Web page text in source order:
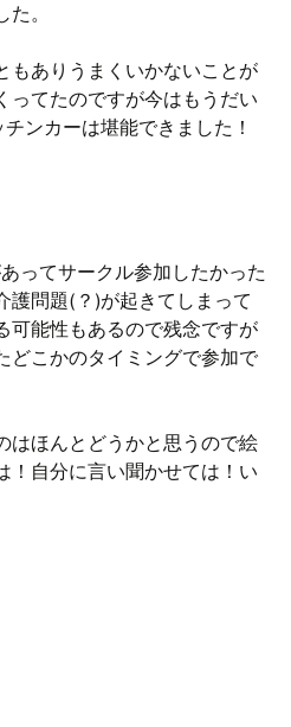
。
もありうまくいかないことが
ってたのですが今はもうだい
ンカーは堪能できました！
ってサークル参加したかった
護問題(？)が起きてしまって
能性もあるので残念ですが
どこかのタイミングで参加で
はほんとどうかと思うので絵
！自分に言い聞かせては！い